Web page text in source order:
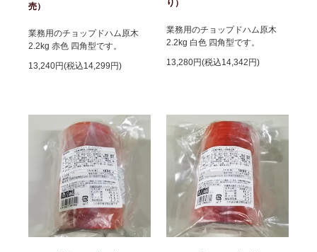
売）
業務用のチョップドハム原木
2.2kg 赤色 四角型です。
13,240円(税込14,299円)
り）
業務用のチョップドハム原木
2.2kg 白色 四角型です。
13,280円(税込14,342円)